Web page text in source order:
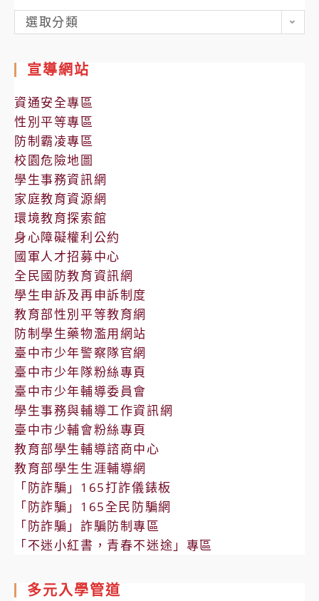
各
處
公
告
選取分類
宣導網站
資通安全專區
性別平等專區
防制霸凌專區
校園危險地圖
學生事務資訊網
家庭教育資源網
環境教育探索館
身心障礙權利公約
國軍人才招募中心
全民國防教育資訊網
學生申訴及再申訴制度
教育部性別平等教育網
防制學生藥物濫用網站
臺中市少年警察隊官網
臺中市少年隊粉絲專頁
臺中市少年輔導委員會
學生事務與輔導工作資訊網
臺中市少輔會粉絲專頁
教育部學生輔導諮商中心
教育部學生生涯輔導網
「防詐騙」165打詐儀錶板
「防詐騙」165全民防騙網
「防詐騙」詐騙防制專區
「不迷小紅書，青春不迷途」專區
多元入學管道